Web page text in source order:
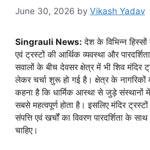
June 30, 2026 by Vikash Yadav
Singrauli News: देश के विभिन्न
एवं ट्रस्टों की आर्थिक व्यवस्था और
सवालों के बीच देवसर क्षेत्र में भी शिव मंदिर
लेकर चर्चा शुरू हो गई है। क्षेत्र के नागरिकों
कहना है कि धार्मिक आस्था से जुड़े संस्थानों
सबसे महत्वपूर्ण होता है। इसलिए मंदिर
संपत्ति एवं खर्चों का विवरण पारदर्शिता के साथ
चाहिए।